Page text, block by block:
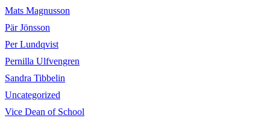
Mats Magnusson
Pär Jönsson
Per Lundqvist
Pernilla Ulfvengren
Sandra Tibbelin
Uncategorized
Vice Dean of School